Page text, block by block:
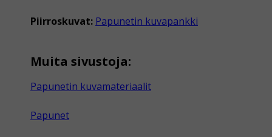
Piirroskuvat: Papunetin kuvapankki
Muita sivustoja:
Papunetin kuvamateriaalit
Papunet